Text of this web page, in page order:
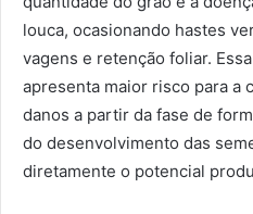
louca, ocasionando hastes
vagens e retenção foliar.
apresenta maior risco para a
danos a partir da fase de
do desenvolvimento das
diretamente o potencial